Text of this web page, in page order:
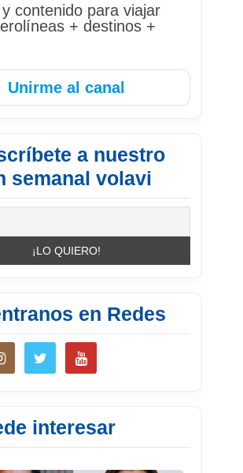
contenido para viajar
+ destinos +
Unirme al canal
a nuestro
semanal volavi
en Redes
interesar